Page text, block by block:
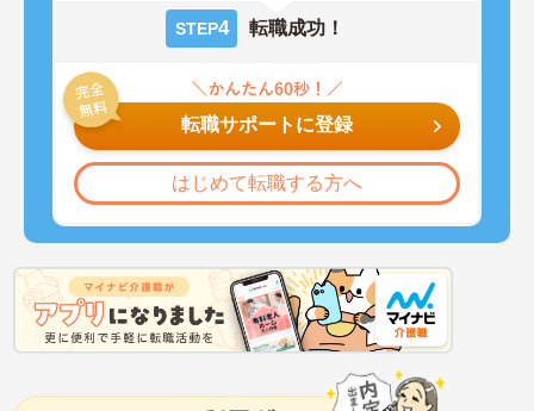
STEP4 転職成功！
転職サポートに登録
はじめて転職する方へ